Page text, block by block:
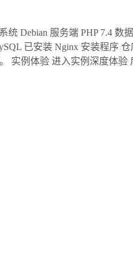
Debian 服务端 PHP 7.4 数
已安装 Nginx 安装程序 仓
。 实例体验 进入实例深度体验